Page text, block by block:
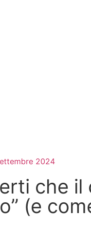
2024
che
(e